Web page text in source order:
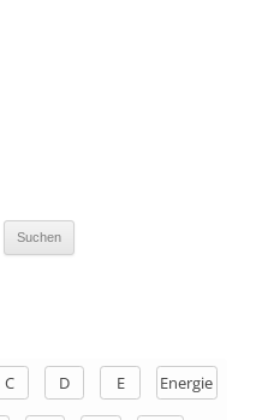
C D E Energie